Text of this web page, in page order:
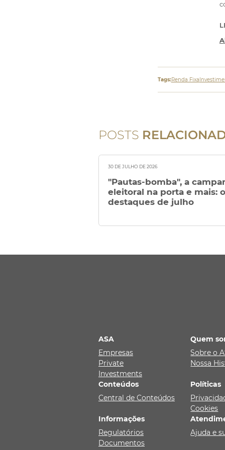
Tags:Renda Fixa
POSTS
30 DE JULHO DE 2026
"Pautas-bomba", a
eleitoral na porta e mais:
destaques de julho
ASA
Empresas
Private
Investments
Quem
Sobre o
Nossa
Conteúdos
Central de Conteúdos
Políticas
Cookies
Informações
Regulatórios
Documentos
Ajuda e